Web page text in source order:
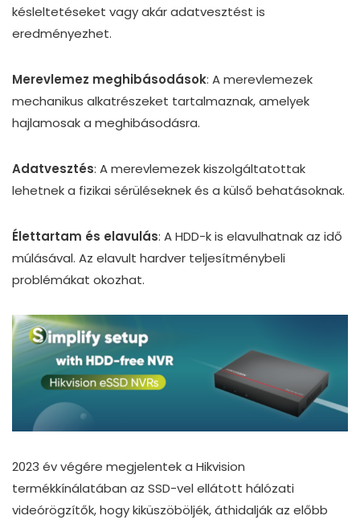
késleltetéseket vagy akár adatvesztést is
eredményezhet.
Merevlemez meghibásodások: A merevlemezek
mechanikus alkatrészeket tartalmaznak, amelyek
hajlamosak a meghibásodásra.
Adatvesztés: A merevlemezek kiszolgáltatottak
lehetnek a fizikai sérüléseknek és a külső behatásoknak.
Élettartam és elavulás: A HDD-k is elavulhatnak az idő
múlásával. Az elavult hardver teljesítménybeli
problémákat okozhat.
2023 év végére megjelentek a Hikvision
termékkínálatában az SSD-vel ellátott hálózati
videórögzítők, hogy kiküszöböljék, áthidalják az előbb